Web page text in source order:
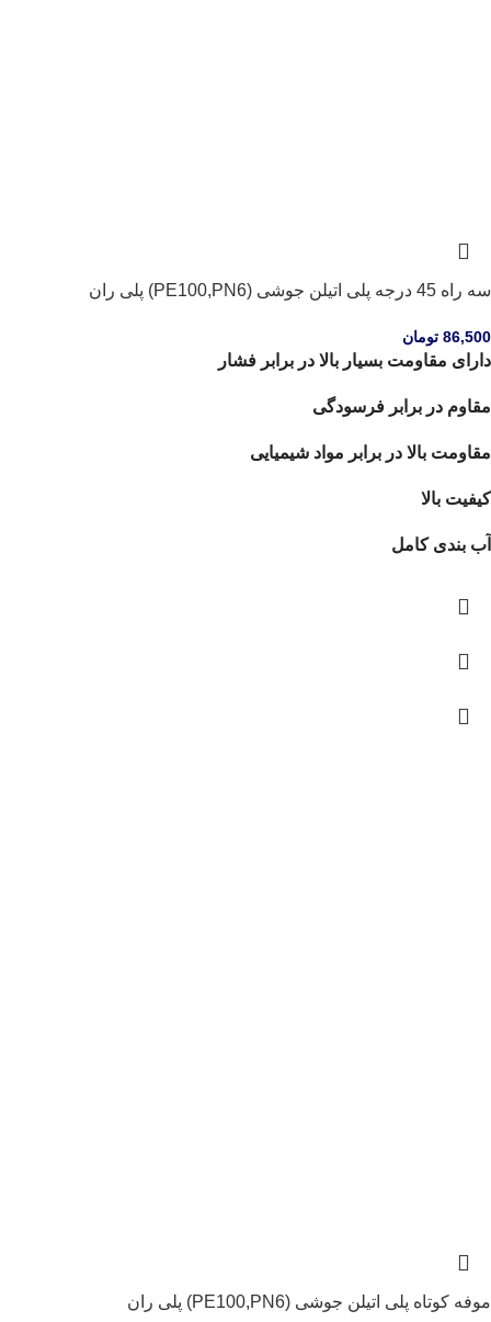
سه راه 45 درجه پلی اتیلن جوشی (PE100,PN6) پلی ران
86,500 تومان
دارای مقاومت بسیار بالا در برابر فشار
مقاوم در برابر فرسودگی
مقاومت بالا در برابر مواد شیمیایی
کیفیت بالا
آب بندی کامل
موفه کوتاه پلی اتیلن جوشی (PE100,PN6) پلی ران